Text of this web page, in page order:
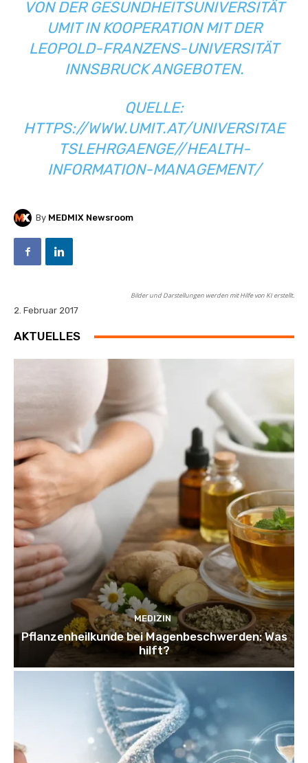
VON DER GESUNDHEITSUNIVERSITÄT
UMIT IN KOOPERATION MIT DER
LEOPOLD-FRANZENS-UNIVERSITÄT
INNSBRUCK ANGEBOTEN.
QUELLE:
HTTPS://WWW.UMIT.AT/UNIVERSITAE
TSLEHRGAENGE//HEALTH-
INFORMATION-MANAGEMENT/
By MEDMIX Newsroom
Bilder und Darstellungen werden mit Hilfe von KI erstellt.
2. Februar 2017
AKTUELLES
MEDIZIN
Pflanzenheilkunde bei Magenbeschwerden: Was
hilft?